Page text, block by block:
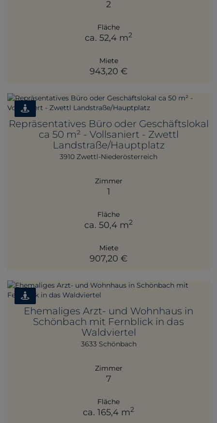
2
Fläche
ca. 52,4 m2
Miete
943,20 €
Repräsentatives Büro oder Geschäftslokal
ca 50 m² - Vollsaniert - Zwettl
Landstraße/Hauptplatz
3910 Zwettl-Niederösterreich
Zimmer
1
Fläche
ca. 50,4 m2
Miete
907,20 €
Ehemaliges Arzt- und Wohnhaus in
Schönbach mit Fernblick in das
Waldviertel
3633 Schönbach
Zimmer
7
Fläche
ca. 165,4 m2